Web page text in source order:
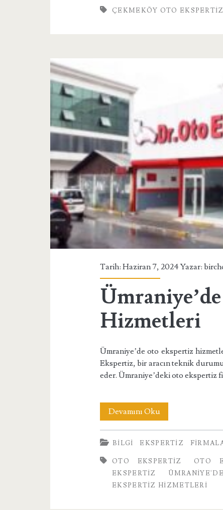
ÇEKMEKÖY OTO EKSPERTIZ
Tarih: Haziran 7, 2024 Yazar:
Hizmetleri
Ümraniye’de oto ekspertiz
Ekspertiz, bir aracın teknik
eder. Ümraniye’deki oto ekspertiz
Devamını OkuÜmraniye’de
Oto
Ekspertiz
Hizmetleri
BILGI EKSPERTIZ
OTO EKSPERTIZ OTO
EKSPERTIZ
EKSPERTIZ HIZMETLERI